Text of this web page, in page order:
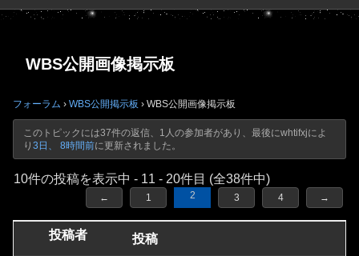
WBS公開画像掲示板
フォーラム › WBS公開掲示板 › WBS公開画像掲示板
このトピックには37件の返信、1人の参加者があり、最後にwhtifxjによ
り 3日、 8時間前に更新されました。
10件の投稿を表示中 - 11 - 20件目 (全38件中)
← 1 2 3 4 →
投稿者 投稿